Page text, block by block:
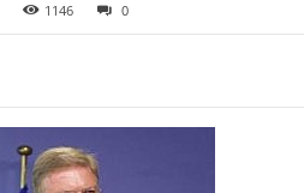
1146 0